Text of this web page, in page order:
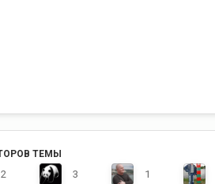
ТЕМЫ
3 1